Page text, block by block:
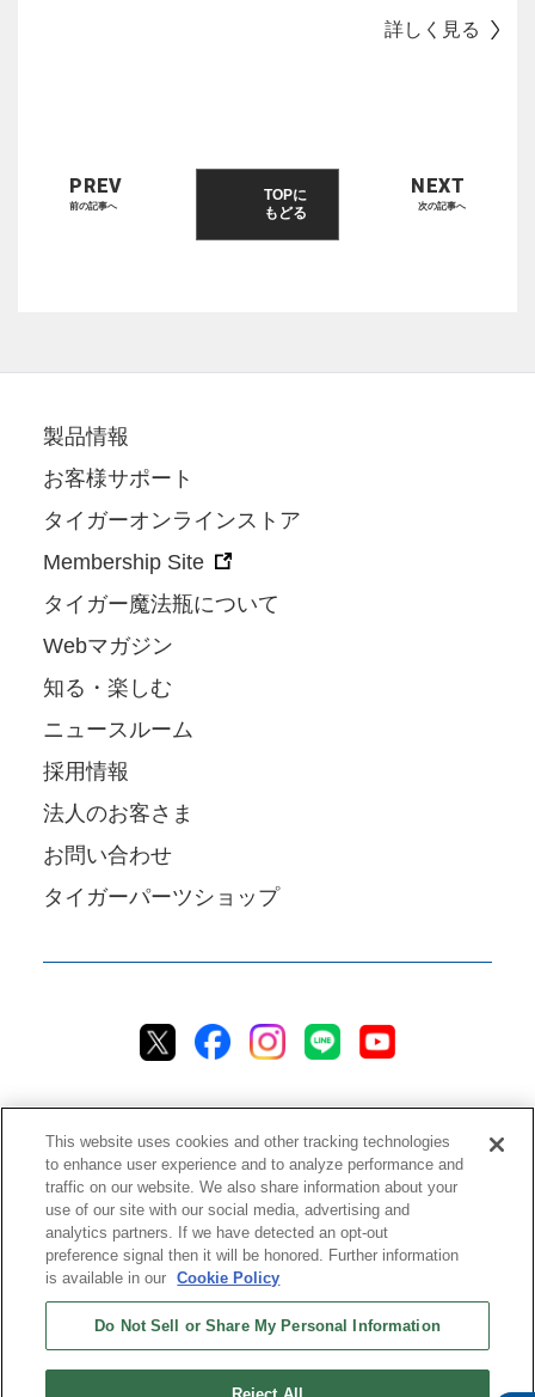
詳しく見る
前の記事へ
PREV
TOPに
もどる
次の記事へ
NEXT
製品情報
お客様サポート
タイガーオンラインストア
Membership Site
タイガー魔法瓶について
Webマガジン
知る・楽しむ
ニュースルーム
採用情報
法人のお客さま
お問い合わせ
タイガーパーツショップ
プライバシーポリシー クッキーポリシー
アクセシビリティ
ご利用規約
情報セキュリティ方針
ソーシャルメディア利用方針
ストアご利用規約 配送ポリシー
返品＆返金ポリシー
ストアFAQ
This website uses cookies and other tracking technologies
to enhance user experience and to analyze performance and
traffic on our website. We also share information about your
use of our site with our social media, advertising and
analytics partners. If we have detected an opt-out
preference signal then it will be honored. Further information
is available in our
Cookie Policy
Do Not Sell or Share My Personal Information